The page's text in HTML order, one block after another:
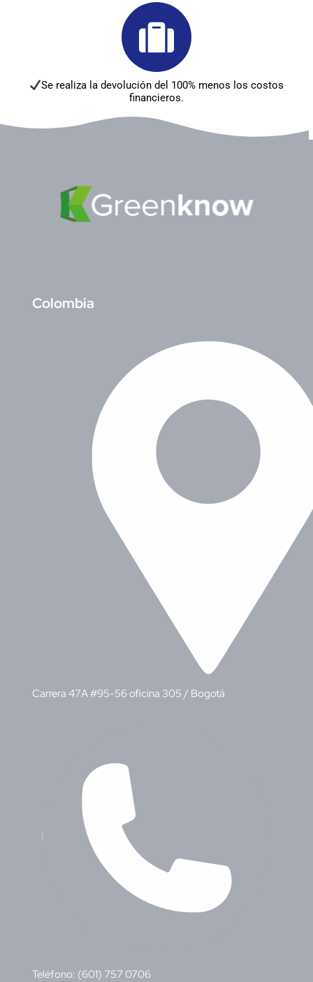
Se realiza la devolución del 100% menos los costos
financieros.
Colombia
Carrera 47A #95-56 oficina 305 / Bogotá
Teléfono: (601) 757 0706